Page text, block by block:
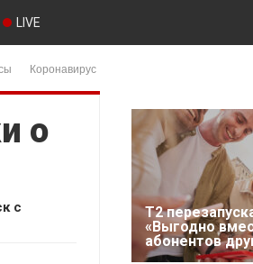
LIVE
Коронавирус
о
с
Т2
«Выгодно
абонентов